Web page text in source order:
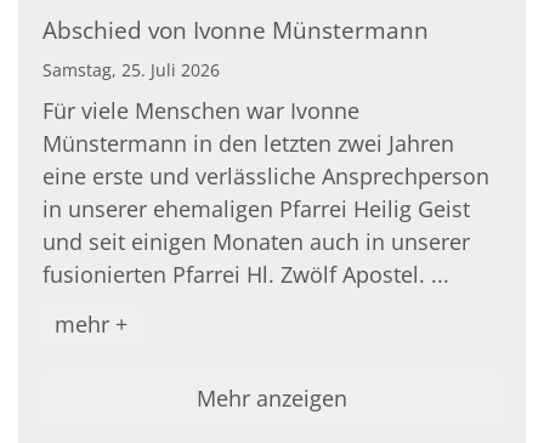
Abschied von Ivonne Münstermann
Samstag, 25. Juli 2026
Für viele Menschen war Ivonne
Münstermann in den letzten zwei Jahren
eine erste und verlässliche Ansprechperson
in unserer ehemaligen Pfarrei Heilig Geist
und seit einigen Monaten auch in unserer
fusionierten Pfarrei Hl. Zwölf Apostel. ...
mehr +
Mehr anzeigen